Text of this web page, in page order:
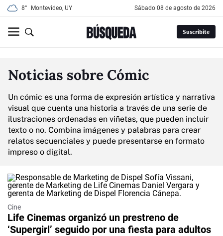
8° Montevideo, UY sábado 08 de agosto de 2026
Suscribite
Noticias sobre Cómic
Un cómic es una forma de expresión artística y narrativa
visual que cuenta una historia a través de una serie de
ilustraciones ordenadas en viñetas, que pueden incluir
texto o no. Combina imágenes y palabras para crear
relatos secuenciales y puede presentarse en formato
impreso o digital.
Cine
Life Cinemas organizó un prestreno de
‘Supergirl’ seguido por una fiesta para adultos